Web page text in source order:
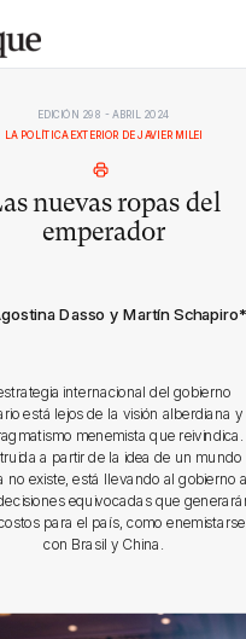
EDICIÓN 298 - ABRIL 2024
LA POLÍTICA EXTERIOR DE JAVIER MILEI
nuevas ropas del
emperador
Dasso y Martín Schapiro*
internacional del gobierno
está lejos de la visión alberdiana y
menemista que reivindica.
a partir de la idea de un mundo
no existe, está llevando al gobierno a
equivocadas que
para el país, como enemistarse
con Brasil y China.